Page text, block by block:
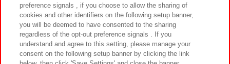
preference signals , if you choose to allow the sharing of
cookies and other identifiers on the following setup banner,
you will be deemed to have consented to the sharing
regardless of the opt-out preference signals . If you
understand and agree to this setting, please manage your
consent on the following setup banner by clicking the link